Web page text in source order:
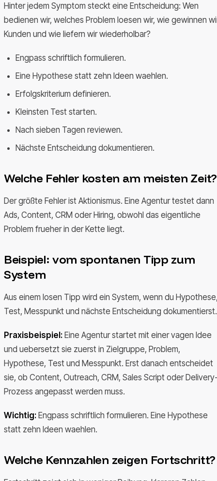
Hinter jedem Symptom steckt eine Entscheidung: Wen
bedienen wir, welches Problem loesen wir, wie gewinnen
Kunden und wie liefern wir wiederholbar?
Engpass schriftlich formulieren.
Eine Hypothese statt zehn Ideen waehlen.
Erfolgskriterium definieren.
Kleinsten Test starten.
Nach sieben Tagen reviewen.
Nächste Entscheidung dokumentieren.
Welche Fehler kosten am meisten Zeit?
Der größte Fehler ist Aktionismus. Eine Agentur testet dann
Ads, Content, CRM oder Hiring, obwohl das eigentliche
Problem frueher in der Kette liegt.
Beispiel: vom spontanen Tipp zum
System
Aus einem losen Tipp wird ein System, wenn du
Test, Messpunkt und nächste Entscheidung dokumentierst.
Praxisbeispiel: Eine Agentur startet mit einer vagen Idee
und uebersetzt sie zuerst in Zielgruppe, Problem,
Hypothese, Test und Messpunkt. Erst danach entscheidet
sie, ob Content, Outreach, CRM, Sales Script oder
Prozess angepasst werden muss.
Wichtig: Engpass schriftlich formulieren. Eine Hypothese
statt zehn Ideen waehlen.
Welche Kennzahlen zeigen Fortschritt?